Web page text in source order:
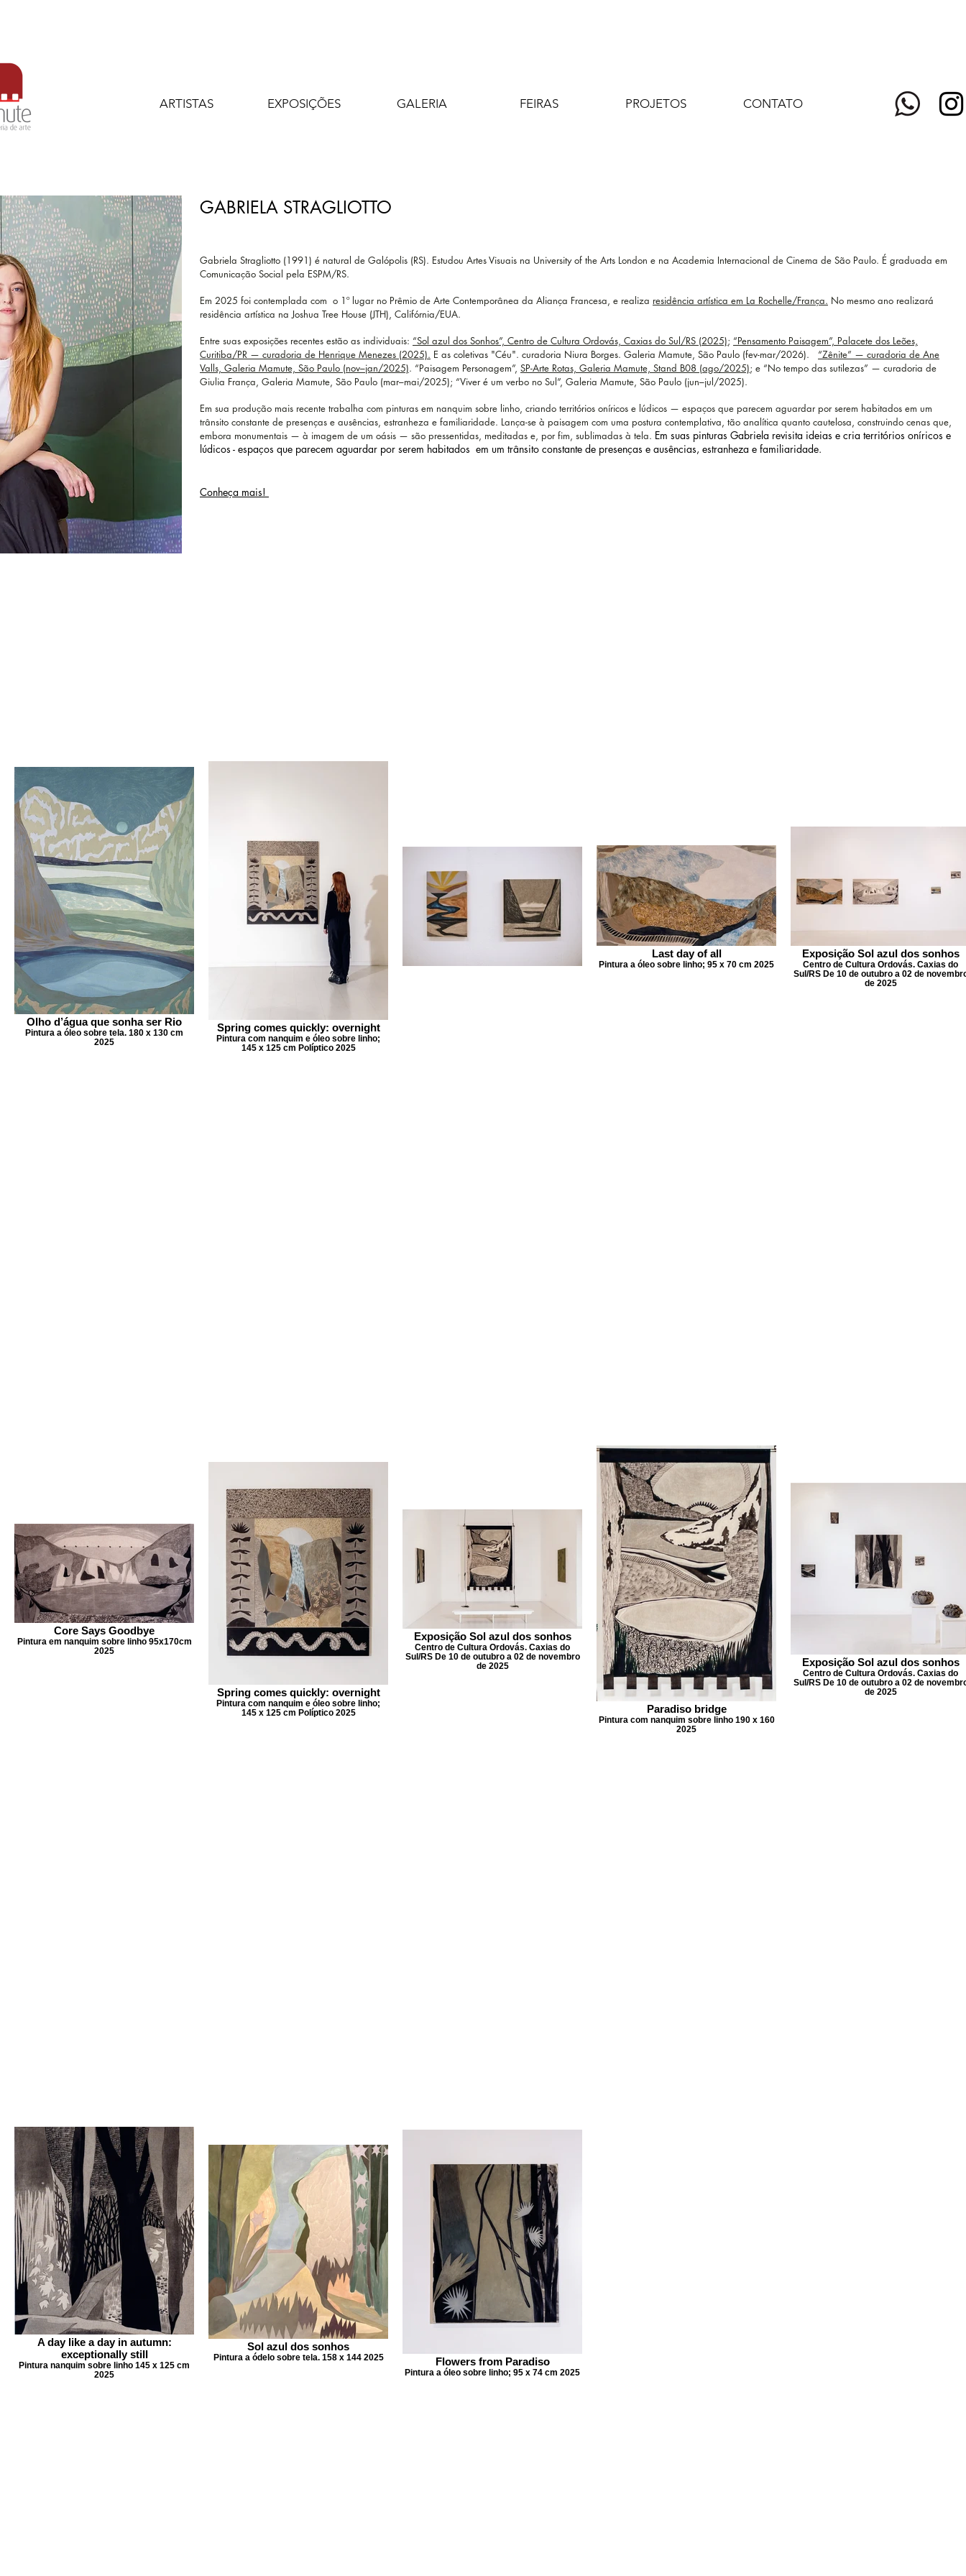
ARTISTAS EXPOSIÇÕES GALERIA FEIRAS PROJETOS CONTATO
GABRIELA STRAGLIOTTO
Gabriela Stragliotto (1991) é natural de Galópolis (RS). Estudou Artes Visuais na University of the Arts London e na Academia Internacional de Cinema de São Paulo. É graduada em
Comunicação Social pela ESPM/RS.
Em 2025 foi contemplada com o 1º lugar no Prêmio de Arte Contemporânea da Aliança Francesa, e realiza residência artística em La Rochelle/França. No mesmo ano realizará
residência artística na Joshua Tree House (JTH), Califórnia/EUA.
Entre suas exposições recentes estão as individuais: “Sol azul dos Sonhos”, Centro de Cultura Ordovás, Caxias do Sul/RS (2025); “Pensamento Paisagem”, Palacete dos Leões,
Curitiba/PR — curadoria de Henrique Menezes (2025). E as coletivas "Céu". curadoria Niura Borges. Galeria Mamute, São Paulo (fev-mar/2026). “Zênite” — curadoria de Ane
Valls, Galeria Mamute, São Paulo (nov–jan/2025). “Paisagem Personagem”, SP-Arte Rotas, Galeria Mamute, Stand B08 (ago/2025); e “No tempo das sutilezas” — curadoria de
Giulia França, Galeria Mamute, São Paulo (mar–mai/2025); “Viver é um verbo no Sul”, Galeria Mamute, São Paulo (jun–jul/2025).
Em sua produção mais recente trabalha com pinturas em nanquim sobre linho, criando territórios oníricos e lúdicos — espaços que parecem aguardar por serem habitados em um
trânsito constante de presenças e ausências, estranheza e familiaridade. Lança-se à paisagem com uma postura contemplativa, tão analítica quanto cautelosa, construindo cenas que,
embora monumentais — à imagem de um oásis — são pressentidas, meditadas e, por fim, sublimadas à tela. Em suas pinturas Gabriela revisita ideias e cria territórios oníricos e
lúdicos - espaços que parecem aguardar por serem habitados em um trânsito constante de presenças e ausências, estranheza e familiaridade.
​Conheça mais!
Olho d’água que sonha ser Rio
Pintura a óleo sobre tela. 180 x 130 cm
2025
Spring comes quickly: overnight
Pintura com nanquim e óleo sobre linho;
145 x 125 cm Políptico 2025
Last day of all
Pintura a óleo sobre linho; 95 x 70 cm 2025
Exposição Sol azul dos sonhos
Centro de Cultura Ordovás. Caxias do
Sul/RS De 10 de outubro a 02 de
de 2025
Core Says Goodbye
Pintura em nanquim sobre linho 95x170cm
2025
Spring comes quickly: overnight
Pintura com nanquim e óleo sobre linho;
145 x 125 cm Políptico 2025
Exposição Sol azul dos sonhos
Centro de Cultura Ordovás. Caxias do
Sul/RS De 10 de outubro a 02 de novembro
de 2025
Paradiso bridge
Pintura com nanquim sobre linho 190 x 160
2025
Exposição Sol azul dos sonhos
Centro de Cultura Ordovás. Caxias do
Sul/RS De 10 de outubro a 02 de
de 2025
A day like a day in autumn:
exceptionally still
Pintura nanquim sobre linho 145 x 125 cm
2025
Sol azul dos sonhos
Pintura a ódelo sobre tela. 158 x 144 2025 Flowers from Paradiso
Pintura a óleo sobre linho; 95 x 74 cm 2025